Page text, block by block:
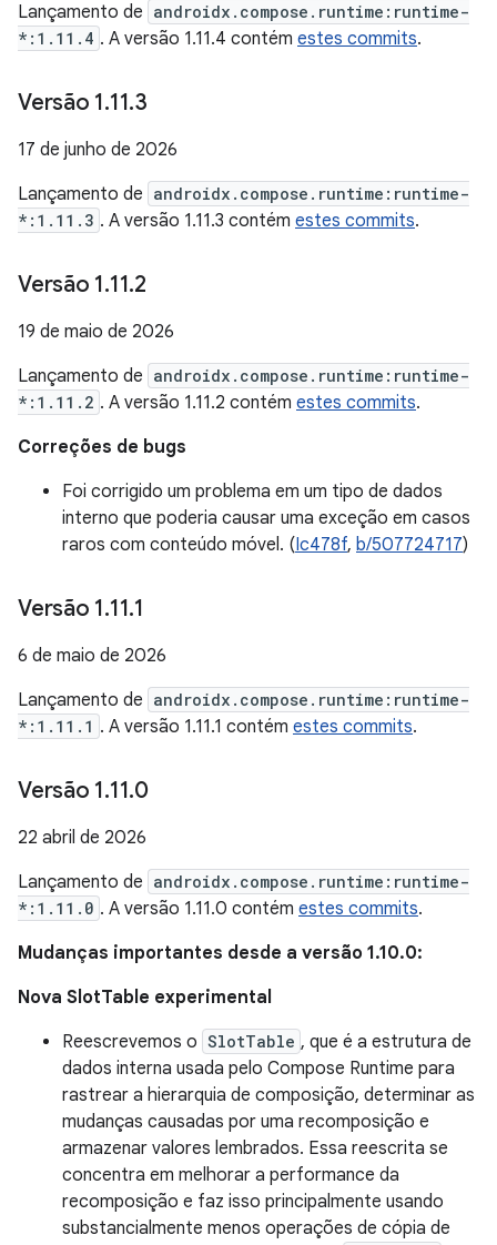
Lançamento de androidx.compose.runtime:runtime-
*:1.11.4 . A versão 1.11.4 contém estes commits.
Versão 1.11.3
17 de junho de 2026
Lançamento de androidx.compose.runtime:runtime-
*:1.11.3 . A versão 1.11.3 contém estes commits.
Versão 1.11.2
19 de maio de 2026
Lançamento de androidx.compose.runtime:runtime-
*:1.11.2 . A versão 1.11.2 contém estes commits.
Correções de bugs
Foi corrigido um problema em um tipo de dados
interno que poderia causar uma exceção em casos
raros com conteúdo móvel. (Ic478f, b/507724717)
Versão 1.11.1
6 de maio de 2026
Lançamento de androidx.compose.runtime:runtime-
*:1.11.1 . A versão 1.11.1 contém estes commits.
Versão 1.11.0
22 abril de 2026
Lançamento de androidx.compose.runtime:runtime-
*:1.11.0 . A versão 1.11.0 contém estes commits.
Mudanças importantes desde a versão 1.10.0:
Nova SlotTable experimental
Reescrevemos o SlotTable , que é a estrutura de
dados interna usada pelo Compose Runtime para
rastrear a hierarquia de composição, determinar as
mudanças causadas por uma recomposição e
armazenar valores lembrados. Essa reescrita se
concentra em melhorar a performance da
recomposição e faz isso principalmente usando
substancialmente menos operações de cópia de